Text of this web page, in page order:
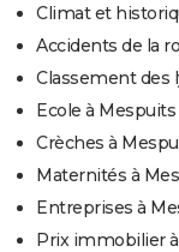
Climat et
Accidents de la
Classement des
Ecole à Mespuits
Crèches à
Maternités à
Entreprises à
Prix immobilier